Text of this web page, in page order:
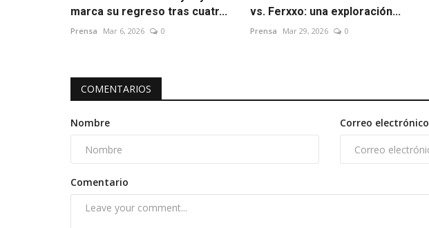
marca su regreso tras cuatr...
Prensa Mar 6, 2026 0
vs. Ferxxo: una exploración...
Prensa Mar 29, 2026 0
COMENTARIOS
Nombre Correo electrónico
Comentario